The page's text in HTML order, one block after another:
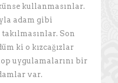
kullanmasınlar.
adam gibi
Son
ki o kızcağızlar
uygulamalarını bir
var.